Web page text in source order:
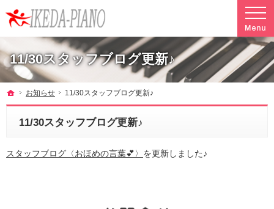
11/30スタッフブログ更新♪
調律やクリーニングも行っています。ピアノ引越し・運搬・配送なら料金も魅力の当社へ
ホーム
お知らせ 11/30スタッフブログ更新♪
11/30スタッフブログ更新♪
スタッフブログ〈おほめの言葉💕〉 を更新しました♪